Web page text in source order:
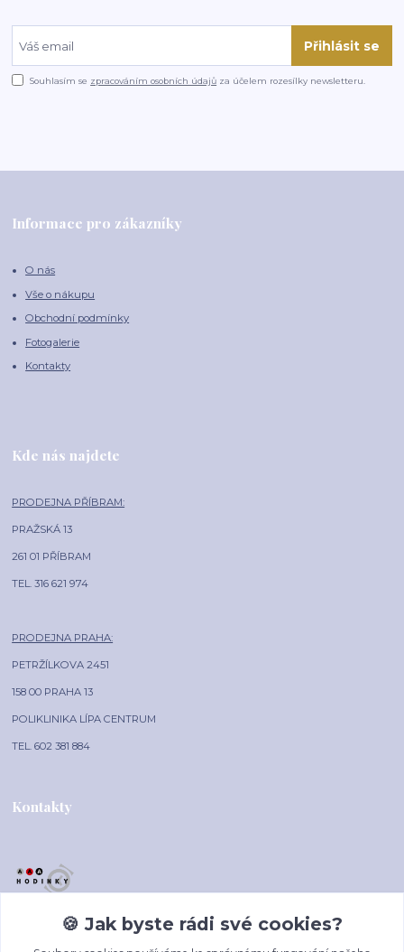
Přihlásit se
Souhlasím se zpracováním osobních údajů za účelem rozesílky newsletteru.
Informace pro zákazníky
O nás
Vše o nákupu
Obchodní podmínky
Fotogalerie
Kontakty
Kde nás najdete
PRODEJNA PŘÍBRAM:
PRAŽSKÁ 13
261 01 PŘÍBRAM
TEL. 316 621 974
PRODEJNA PRAHA:
PETRŽÍLKOVA 2451
158 00 PRAHA 13
POLIKLINIKA LÍPA CENTRUM
TEL. 602 381 884
Kontakty
AAA-HODINKY.CZ🍪 Jak byste rádi své cookies?